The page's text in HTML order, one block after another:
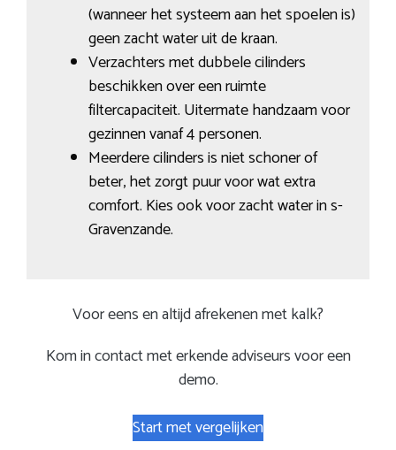
(wanneer het systeem aan het spoelen is)
geen zacht water uit de kraan.
Verzachters met dubbele cilinders
beschikken over een ruimte
filtercapaciteit. Uitermate handzaam voor
gezinnen vanaf 4 personen.
Meerdere cilinders is niet schoner of
beter, het zorgt puur voor wat extra
comfort. Kies ook voor zacht water in s-
Gravenzande.
Voor eens en altijd afrekenen met kalk?
Kom in contact met erkende adviseurs voor een
demo.
Start met vergelijken